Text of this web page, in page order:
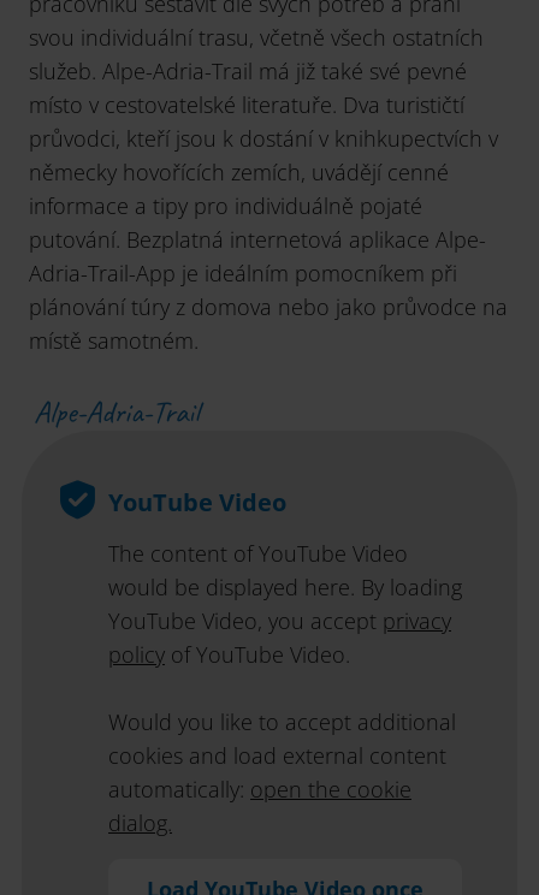
svou individuální trasu, včetně všech ostatních
služeb. Alpe-Adria-Trail má již také své pevné
místo v cestovatelské literatuře. Dva turističtí
průvodci, kteří jsou k dostání v knihkupectvích v
německy hovořících zemích, uvádějí cenné
informace a tipy pro individuálně pojaté
putování. Bezplatná internetová aplikace Alpe-
Adria-Trail-App je ideálním pomocníkem při
plánování túry z domova nebo jako průvodce na
místě samotném.
Alpe-Adria-Trail
YouTube Video
The content of YouTube Video
would be displayed here. By loading
YouTube Video, you accept privacy
policy of YouTube Video.
Would you like to accept additional
cookies and load external content
automatically: open the cookie
dialog.
Load YouTube Video once